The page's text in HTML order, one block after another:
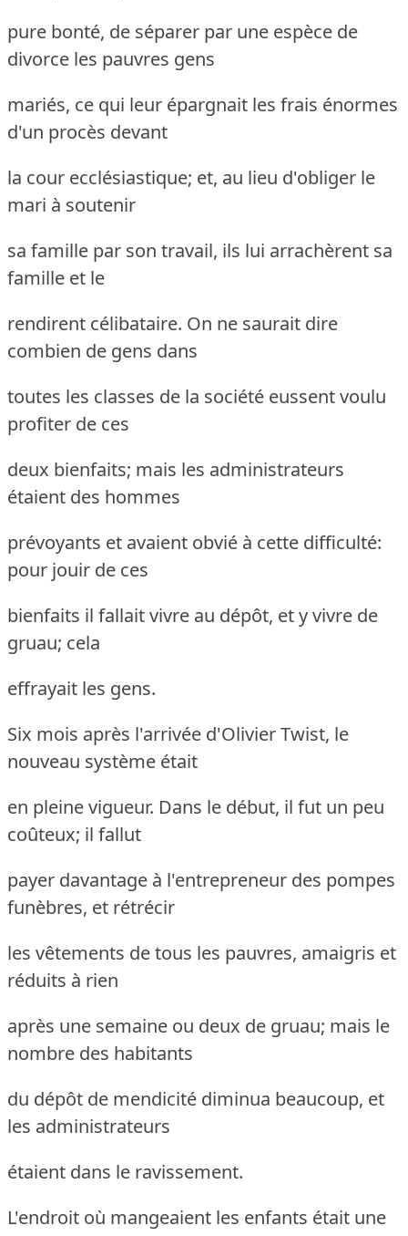
pure bonté, de séparer par une espèce de
divorce les pauvres gens
mariés, ce qui leur épargnait les frais énormes
d'un procès devant
la cour ecclésiastique; et, au lieu d'obliger le
mari à soutenir
sa famille par son travail, ils lui arrachèrent sa
famille et le
rendirent célibataire. On ne saurait dire
combien de gens dans
toutes les classes de la société eussent voulu
profiter de ces
deux bienfaits; mais les administrateurs
étaient des hommes
prévoyants et avaient obvié à cette difficulté:
pour jouir de ces
bienfaits il fallait vivre au dépôt, et y vivre de
gruau; cela
effrayait les gens.
Six mois après l'arrivée d'Olivier Twist, le
nouveau système était
en pleine vigueur. Dans le début, il fut un peu
coûteux; il fallut
payer davantage à l'entrepreneur des pompes
funèbres, et rétrécir
les vêtements de tous les pauvres, amaigris et
réduits à rien
après une semaine ou deux de gruau; mais le
nombre des habitants
du dépôt de mendicité diminua beaucoup, et
les administrateurs
étaient dans le ravissement.
L'endroit où mangeaient les enfants était une